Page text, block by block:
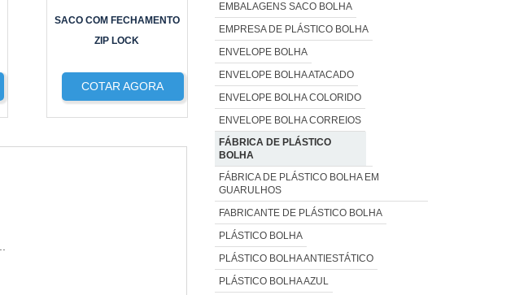
SACO COM FECHAMENTO
ZIP LOCK
COTAR AGORA
EMBALAGENS SACO BOLHA
EMPRESA DE PLÁSTICO BOLHA
ENVELOPE BOLHA
ENVELOPE BOLHA ATACADO
ENVELOPE BOLHA COLORIDO
ENVELOPE BOLHA CORREIOS
FÁBRICA DE PLÁSTICO
BOLHA
FÁBRICA DE PLÁSTICO BOLHA EM
GUARULHOS
FABRICANTE DE PLÁSTICO BOLHA
PLÁSTICO BOLHA
PLÁSTICO BOLHA ANTIESTÁTICO
PLÁSTICO BOLHA AZUL